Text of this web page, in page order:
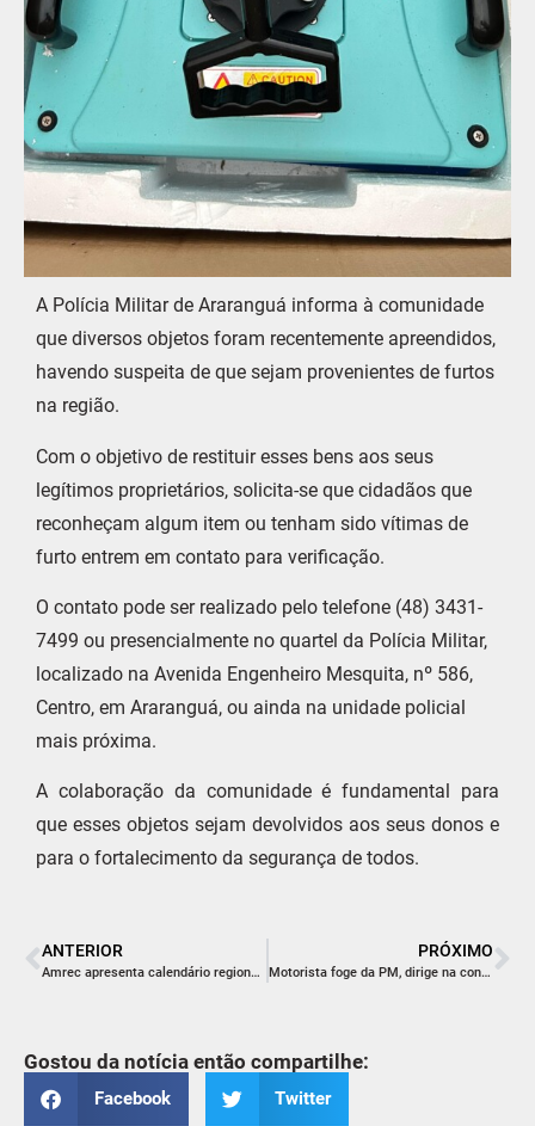
A Polícia Militar de Araranguá informa à comunidade
que diversos objetos foram recentemente apreendidos,
havendo suspeita de que sejam provenientes de furtos
na região.
Com o objetivo de restituir esses bens aos seus
legítimos proprietários, solicita-se que cidadãos que
reconheçam algum item ou tenham sido vítimas de
furto entrem em contato para verificação.
O contato pode ser realizado pelo telefone (48) 3431-
7499 ou presencialmente no quartel da Polícia Militar,
localizado na Avenida Engenheiro Mesquita, nº 586,
Centro, em Araranguá, ou ainda na unidade policial
mais próxima.
A colaboração da comunidade é fundamental para
que esses objetos sejam devolvidos aos seus donos e
para o fortalecimento da segurança de todos.
ANTERIOR
Amrec apresenta calendário regional de eventos e movimenta turismo durante todo o ano
PRÓXIMO
Motorista foge da PM, dirige na contramão e coloca pedestres em risco em Araranguá
Gostou da notícia então compartilhe:
Facebook Twitter